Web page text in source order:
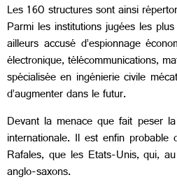
Les 160 structures sont ainsi
Parmi les institutions jugées les
ailleurs accusé d’espionnage
électronique, télécommunications,
spécialisée en ingénierie civile
d’augmenter dans le futur.
Devant la menace que fait peser
internationale. Il est enfin
Rafales, que les Etats-Unis, qui,
anglo-saxons.